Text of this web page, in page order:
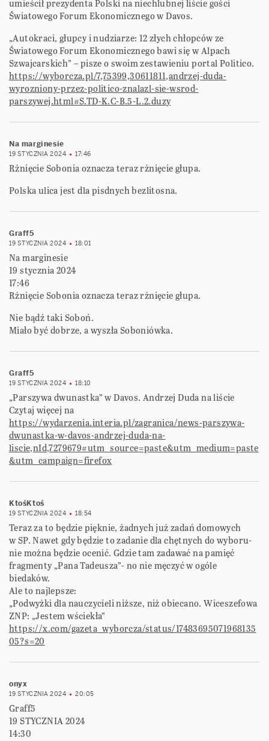
umieścił prezydenta Polski na niechlubnej liście gości
Światowego Forum Ekonomicznego w Davos.
„Autokraci, głupcy i nudziarze: 12 złych chłopców ze
Światowego Forum Ekonomicznego bawi się w Alpach
Szwajcarskich” – pisze o swoim zestawieniu portal Politico.
https://wyborcza.pl/7,75399,30611811,andrzej-duda-
wyrozniony-przez-politico-znalazl-sie-wsrod-
parszywej.html#S.TD-K.C-B.5-L.2.duzy
Na marginesie
19 STYCZNIA 2024 17:46
Rżnięcie Sobonia oznacza teraz rżnięcie głupa.
Polska ulica jest dla pisdnych bezlitosna.
Graff5
19 STYCZNIA 2024 18:01
Na marginesie
19 stycznia 2024
17:46
Rżnięcie Sobonia oznacza teraz rżnięcie głupa.
Nie bądź taki Soboń.
Miało być dobrze, a wyszła Soboniówka.
Graff5
19 STYCZNIA 2024 18:10
„Parszywa dwunastka” w Davos. Andrzej Duda na liście
Czytaj więcej na
https://wydarzenia.interia.pl/zagranica/news-parszywa-
dwunastka-w-davos-andrzej-duda-na-
liscie,nId,7279679#utm_source=paste&utm_medium=paste
&utm_campaign=firefox
KtośKtoś
19 STYCZNIA 2024 18:54
Teraz za to będzie pięknie, żadnych już zadań domowych
w SP. Nawet gdy będzie to zadanie dla chętnych do wyboru-
nie można będzie ocenić. Gdzie tam zadawać na pamięć
fragmenty „Pana Tadeusza”- no nie męczyć w ogóle
biedaków.
Ale to najlepsze:
„Podwyżki dla nauczycieli niższe, niż obiecano. Wiceszefowa
ZNP: „Jestem wściekła”
https://x.com/gazeta_wyborcza/status/17483695071968135
05?s=20
onyx
19 STYCZNIA 2024 20:05
Graff5
19 STYCZNIA 2024
14:30